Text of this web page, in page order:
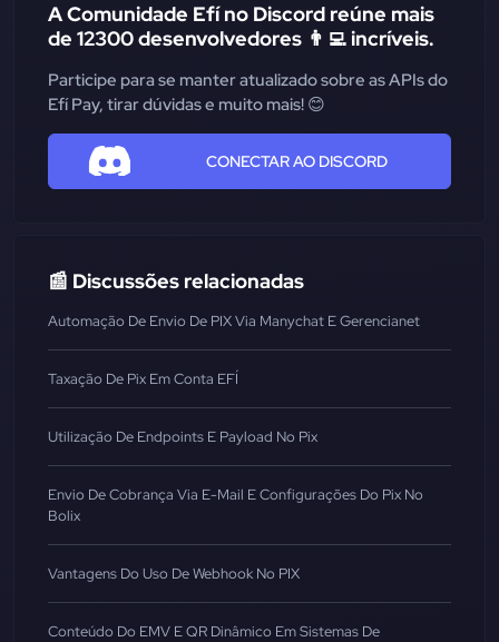
A Comunidade Efí no Discord reúne mais
de 12300 desenvolvedores 👨‍💻 incríveis.
Participe para se manter atualizado sobre as APIs do
Efí Pay, tirar dúvidas e muito mais! 😊
CONECTAR AO DISCORD
📰 Discussões relacionadas
Automação De Envio De PIX Via Manychat E Gerencianet
Taxação De Pix Em Conta EFÍ
Utilização De Endpoints E Payload No Pix
Envio De Cobrança Via E-Mail E Configurações Do Pix No
Bolix
Vantagens Do Uso De Webhook No PIX
Conteúdo Do EMV E QR Dinâmico Em Sistemas De